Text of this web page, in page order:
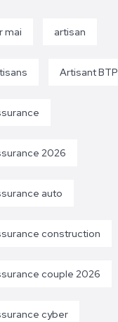
mai artisan
Artisant BTP
2026
auto
construction
couple 2026
cyber